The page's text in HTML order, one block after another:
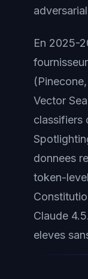
En 2025-
Vector
classifiers
donnees
token-
Claude
eleves